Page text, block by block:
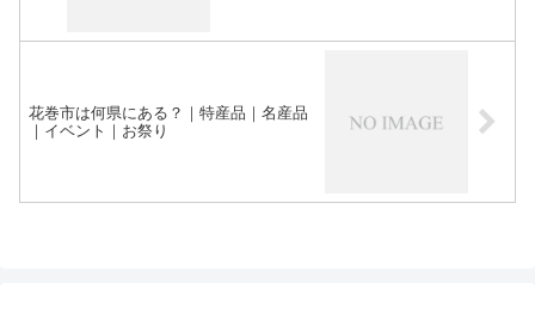
花巻市は何県にある？｜特産品｜名産品
｜イベント｜お祭り